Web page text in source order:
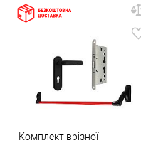
Комплект врізної